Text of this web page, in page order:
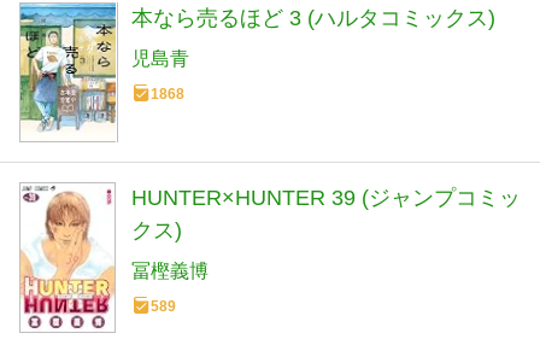
本なら売るほど 3 (ハルタコミックス)
児島青
1868
HUNTER×HUNTER 39 (ジャンプコミッ
クス)
冨樫義博
589